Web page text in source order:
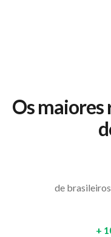
Os maiores
de
+